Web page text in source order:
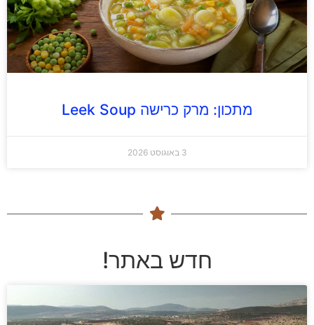
מתכון: מרק כרישה Leek Soup
3 באוגוסט 2026
חדש באתר!